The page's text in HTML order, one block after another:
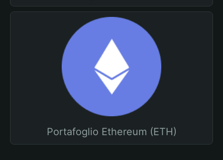
Portafoglio Ethereum (ETH)